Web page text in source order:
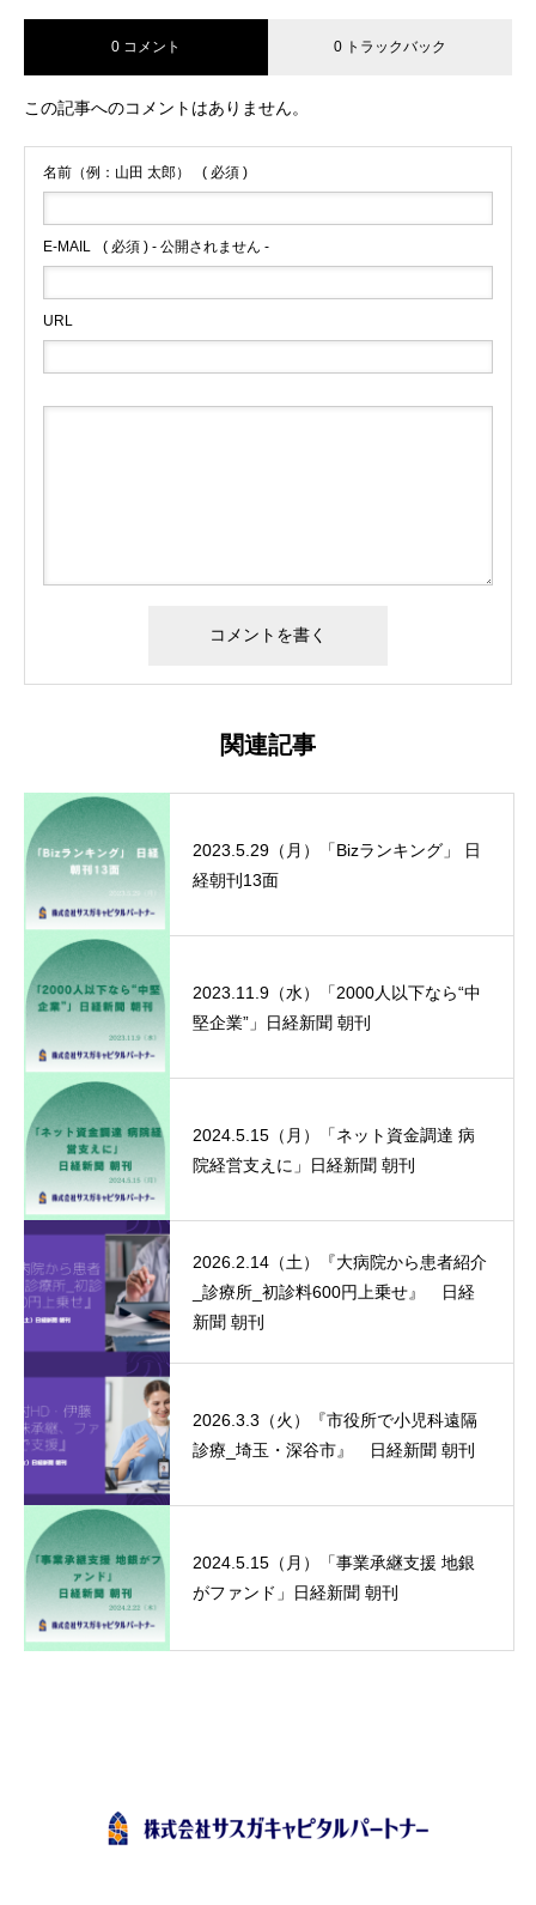
0 コメント 0 トラックバック
この記事へのコメントはありません。
名前（例：山田 太郎） ( 必須 )
E-MAIL ( 必須 ) - 公開されません -
URL
関連記事
2023.5.29（月）「Bizランキング」 日
経朝刊13面
2023.11.9（水）「2000人以下なら“中
堅企業”」日経新聞 朝刊
2024.5.15（月）「ネット資金調達 病
院経営支えに」日経新聞 朝刊
2026.2.14（土）『大病院から患者紹介
_診療所_初診料600円上乗せ』 日経
新聞 朝刊
2026.3.3（火）『市役所で小児科遠隔
診療_埼玉・深谷市』 日経新聞 朝刊
2024.5.15（月）「事業承継支援 地銀
がファンド」日経新聞 朝刊